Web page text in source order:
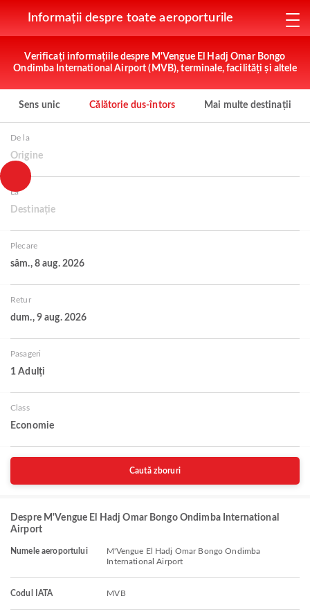
Informații despre toate aeroporturile
Verificați informațiile despre M'Vengue El Hadj Omar Bongo
Ondimba International Airport (MVB), terminale, facilități și altele
Sens unic Călătorie dus-întors Mai multe destinații
De la
Origine
La
Destinație
Plecare
sâm., 8 aug. 2026
Retur
dum., 9 aug. 2026
Pasageri
1 Adulți
Class
Economie
Caută zboruri
Despre M'Vengue El Hadj Omar Bongo Ondimba International
Airport
Numele aeroportului
M'Vengue El Hadj Omar Bongo Ondimba
International Airport
Codul IATA MVB